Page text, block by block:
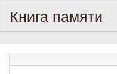
Книга памяти